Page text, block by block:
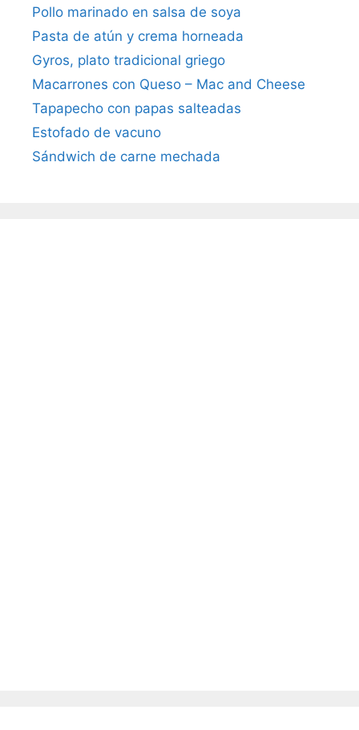
Pollo marinado en salsa de soya
Pasta de atún y crema horneada
Gyros, plato tradicional griego
Macarrones con Queso – Mac and Cheese
Tapapecho con papas salteadas
Estofado de vacuno
Sándwich de carne mechada